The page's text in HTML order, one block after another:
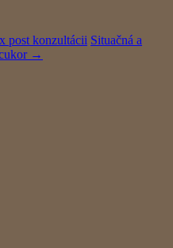
post konzultácii Situačná a
→